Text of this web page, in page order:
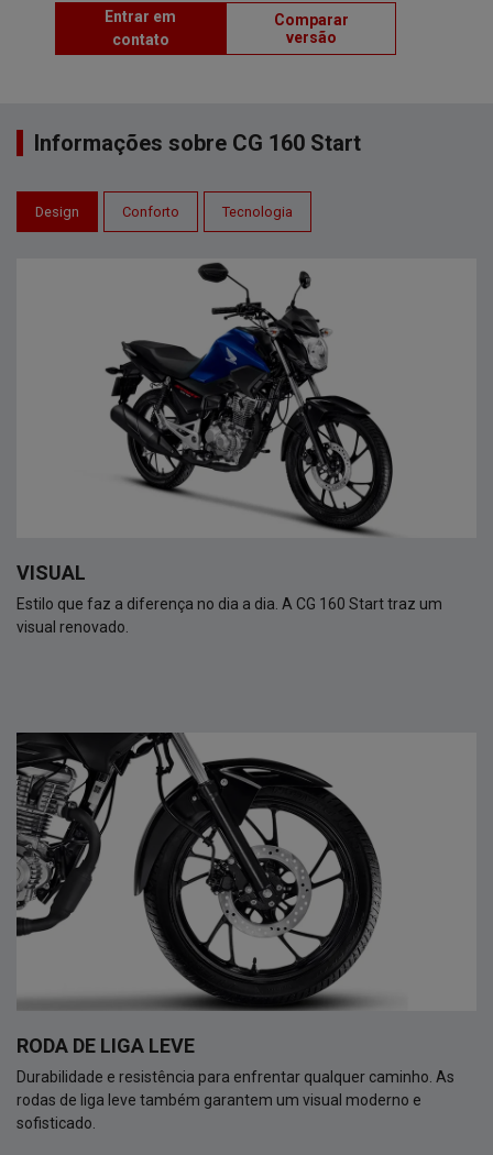
Entrar em
contato
Comparar
versão
Informações sobre CG 160 Start
Design Conforto Tecnologia
VISUAL
Estilo que faz a diferença no dia a dia. A CG 160 Start traz um
visual renovado.
RODA DE LIGA LEVE
Durabilidade e resistência para enfrentar qualquer caminho. As
rodas de liga leve também garantem um visual moderno e
sofisticado.